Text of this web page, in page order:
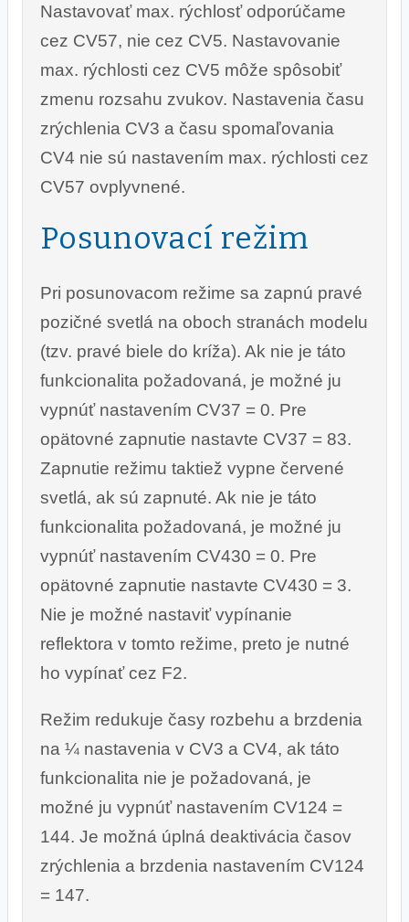
Nastavovať max. rýchlosť odporúčame
cez CV57, nie cez CV5. Nastavovanie
max. rýchlosti cez CV5 môže spôsobiť
zmenu rozsahu zvukov. Nastavenia času
zrýchlenia CV3 a času spomaľovania
CV4 nie sú nastavením max. rýchlosti cez
CV57 ovplyvnené.
Posunovací režim
Pri posunovacom režime sa zapnú pravé
pozičné svetlá na oboch stranách modelu
(tzv. pravé biele do kríža). Ak nie je táto
funkcionalita požadovaná, je možné ju
vypnúť nastavením CV37 = 0. Pre
opätovné zapnutie nastavte CV37 = 83.
Zapnutie režimu taktiež vypne červené
svetlá, ak sú zapnuté. Ak nie je táto
funkcionalita požadovaná, je možné ju
vypnúť nastavením CV430 = 0. Pre
opätovné zapnutie nastavte CV430 = 3.
Nie je možné nastaviť vypínanie
reflektora v tomto režime, preto je nutné
ho vypínať cez F2.
Režim redukuje časy rozbehu a brzdenia
na ¼ nastavenia v CV3 a CV4, ak táto
funkcionalita nie je požadovaná, je
možné ju vypnúť nastavením CV124 =
144. Je možná úplná deaktivácia časov
zrýchlenia a brzdenia nastavením CV124
= 147.